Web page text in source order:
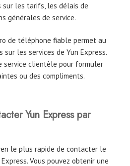
les tarifs, les délais de
générales de service.
de téléphone fiable permet au
les services de Yun Express.
service clientèle pour formuler
ou des compliments.
Yun Express par
le plus rapide de contacter le
Vous pouvez obtenir une